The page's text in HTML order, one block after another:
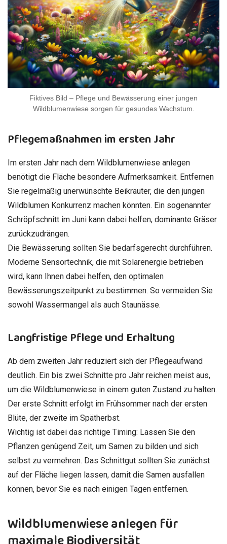
Fiktives Bild – Pflege und Bewässerung einer jungen
Wildblumenwiese sorgen für gesundes Wachstum.
Pflegemaßnahmen im ersten Jahr
Im ersten Jahr nach dem Wildblumenwiese anlegen
benötigt die Fläche besondere Aufmerksamkeit. Entfernen
Sie regelmäßig unerwünschte Beikräuter, die den jungen
Wildblumen Konkurrenz machen könnten. Ein sogenannter
Schröpfschnitt im Juni kann dabei helfen, dominante Gräser
zurückzudrängen.
Die Bewässerung sollten Sie bedarfsgerecht durchführen.
Moderne Sensortechnik, die mit Solarenergie betrieben
wird, kann Ihnen dabei helfen, den optimalen
Bewässerungszeitpunkt zu bestimmen. So vermeiden Sie
sowohl Wassermangel als auch Staunässe.
Langfristige Pflege und Erhaltung
Ab dem zweiten Jahr reduziert sich der Pflegeaufwand
deutlich. Ein bis zwei Schnitte pro Jahr reichen meist aus,
um die Wildblumenwiese in einem guten Zustand zu halten.
Der erste Schnitt erfolgt im Frühsommer nach der ersten
Blüte, der zweite im Spätherbst.
Wichtig ist dabei das richtige Timing: Lassen Sie den
Pflanzen genügend Zeit, um Samen zu bilden und sich
selbst zu vermehren. Das Schnittgut sollten Sie zunächst
auf der Fläche liegen lassen, damit die Samen ausfallen
können, bevor Sie es nach einigen Tagen entfernen.
Wildblumenwiese anlegen für